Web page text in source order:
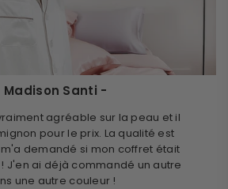
Madison Santi -
agréable sur la peau et il
pour le prix. La qualité est
demandé si mon coffret était
J'en ai déjà commandé un autre
une autre couleur !